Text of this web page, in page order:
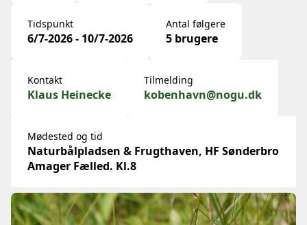
Tidspunkt
6/7-2026 - 10/7-2026
Antal følgere
5 brugere
Kontakt
Klaus Heinecke
Tilmelding
kobenhavn@nogu.dk
Mødested og tid
Naturbålpladsen & Frugthaven, HF Sønderbro
Amager Fælled. Kl.8